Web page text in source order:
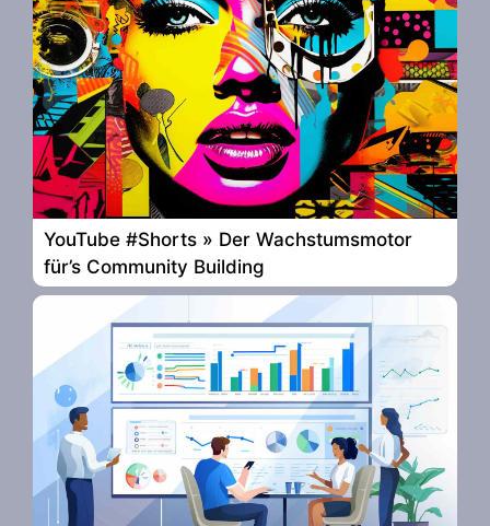
YouTube #Shorts » Der Wachstumsmotor
für’s Community Building